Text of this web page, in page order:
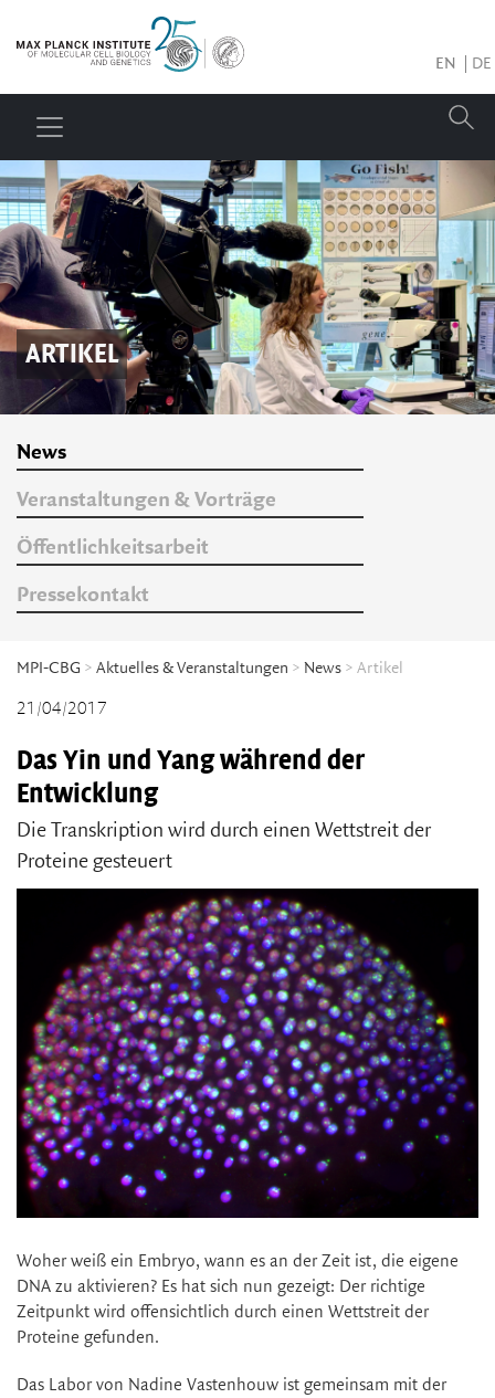
EN DE
ARTIKEL
News
Veranstaltungen & Vorträge
Öffentlichkeitsarbeit
Pressekontakt
MPI-CBG > Aktuelles & Veranstaltungen > News > Artikel
21/04/2017
Das Yin und Yang während der
Entwicklung
Die Transkription wird durch einen Wettstreit der
Proteine gesteuert
Woher weiß ein Embryo, wann es an der Zeit ist, die eigene
DNA zu aktivieren? Es hat sich nun gezeigt: Der richtige
Zeitpunkt wird offensichtlich durch einen Wettstreit der
Proteine gefunden.
Das Labor von Nadine Vastenhouw ist gemeinsam mit der